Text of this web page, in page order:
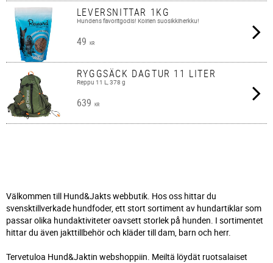
LEVERSNITTAR 1KG
Hundens favoritgodis! Koirien suosikkiherkku!
49 KR
RYGGSÄCK DAGTUR 11 LITER
Reppu 11 L, 378 g
639 KR
Välkommen till Hund&Jakts webbutik. Hos oss hittar du
svensktillverkade hundfoder, ett stort sortiment av hundartiklar som
passar olika hundaktiviteter oavsett storlek på hunden. I sortimentet
hittar du även jakttillbehör och kläder till dam, barn och herr.
Tervetuloa Hund&Jaktin webshoppiin. Meiltä löydät ruotsalaiset